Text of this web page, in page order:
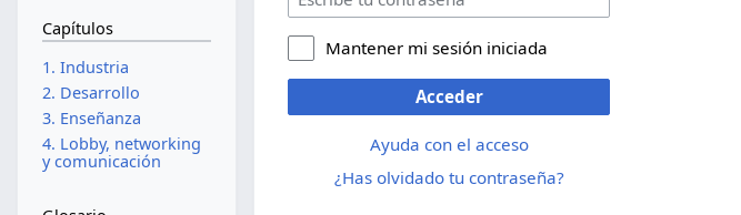
Mantener mi sesión iniciada
Acceder
Ayuda con el acceso
¿Has olvidado tu contraseña?
Capítulos
1. Industria
2. Desarrollo
3. Enseñanza
4. Lobby, networking
y comunicación